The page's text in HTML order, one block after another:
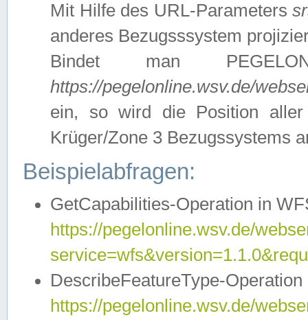
Mit Hilfe des URL-Parameters
anderes Bezugsssystem
Bindet man
https://pegelonline.wsv.de/
ein, so wird die Position
Krüger/Zone 3 Bezugssystems
Beispielabfragen:
GetCapabilities-Operation in
https://pegelonline.wsv.de/
DescribeFeatureType-
https://pegelonline.wsv.de/